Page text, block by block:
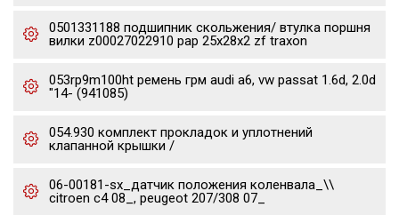
0501331188 подшипник скольжения/ втулка поршня
вилки z00027022910 pap 25x28x2 zf traxon
053rp9m100ht ремень грм audi a6, vw passat 1.6d, 2.0d
"14- (941085)
054.930 комплект прокладок и уплотнений
клапанной крышки /
06-00181-sx_датчик положения коленвала_\\
citroen c4 08_, peugeot 207/308 07_